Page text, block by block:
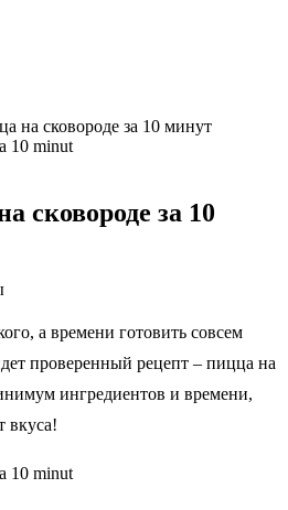
на сковороде за 10 минут
сковороде за 10
а времени готовить совсем
проверенный рецепт – пицца на
ингредиентов и времени,
вкуса!